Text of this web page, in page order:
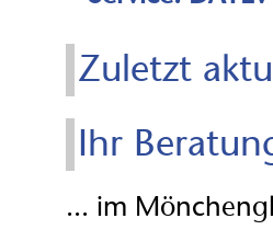
Zuletzt
Ihr
... im